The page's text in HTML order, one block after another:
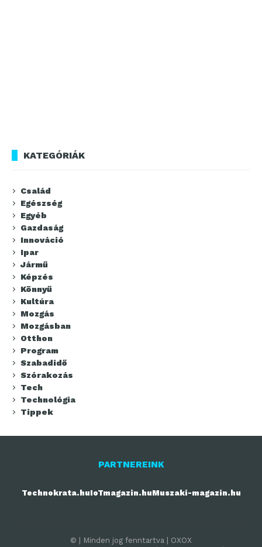
KATEGÓRIÁK
Család
Egészség
Egyéb
Gazdaság
Innováció
Ipar
Jármű
Képzés
Könnyű
Kultúra
Mozgás
Mozgásban
Otthon
Program
Szabadidő
Szórakozás
Tech
Technológia
Tippek
PARTNEREINK
Technokrata.huIoTmagazin.huMuszaki-magazin.hu
© | Minden jog fenntartva | OXOX